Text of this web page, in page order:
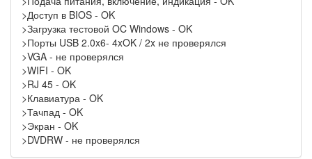
>Доступ в BIOS - OK
>Загрузка тестовой OC Windows - OK
>Порты USB 2.0x6- 4xOK / 2x не проверялся
>VGA - не проверялся
>WIFI - OK
>RJ 45 - OK
>Клавиатура - OK
>Тачпад - OK
>Экран - OK
>DVDRW - не проверялся